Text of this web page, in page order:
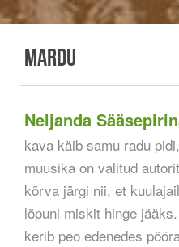
mardu
Neljanda
kava käib samu radu
muusika on valitud
kõrva järgi nii, et
lõpuni miskit hinge
kerib peo edenedes